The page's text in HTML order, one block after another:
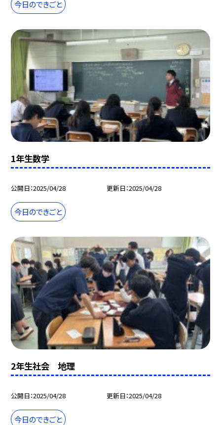
今日のできごと
1年生数学
公開日 2025/04/28 更新日 2025/04/28
今日のできごと
2年生社会 地理
公開日 2025/04/28 更新日 2025/04/28
今日のできごと